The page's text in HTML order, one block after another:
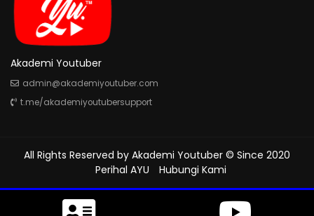
Akademi Youtuber
admin@akademiyoutuber.com
t.me/akademiyoutubersupport
All Rights Reserved by Akademi Youtuber © Since 2020
Perihal AYU
Hubungi Kami